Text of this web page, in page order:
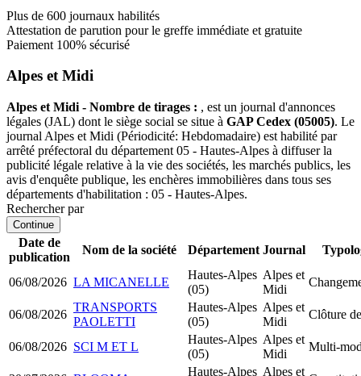
Plus de 600 journaux habilités
Attestation de parution pour le greffe immédiate et gratuite
Paiement 100% sécurisé
Alpes et Midi
Alpes et Midi - Nombre de tirages : , est un journal d'annonces
légales (JAL) dont le siège social se situe à GAP Cedex (05005). Le
journal Alpes et Midi (Périodicité: Hebdomadaire) est habilité par
arrêté préfectoral du département 05 - Hautes-Alpes à diffuser la
publicité légale relative à la vie des sociétés, les marchés publics, les
avis d'enquête publique, les enchères immobilières dans tous ses
départements d'habilitation : 05 - Hautes-Alpes.
Rechercher par
Continue
Date de
publication
Nom de la société Département Journal
06/08/2026 LA MICANELLE
Hautes-Alpes
(05)
Alpes et
Midi
06/08/2026
TRANSPORTS
PAOLETTI
Hautes-Alpes
(05)
Alpes et
Midi
Clôture
06/08/2026 SCI M ET L
Hautes-Alpes
(05)
Alpes et
Midi
Multi-
Hautes-Alpes Alpes et